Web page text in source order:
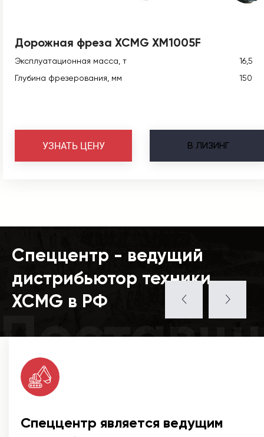
Дорожная фреза XCMG XM1005F
Эксплуатационная масса, т
16,5
Глубина фрезерования, мм
150
В ЛИЗИНГ
УЗНАТЬ ЦЕНУ
Спеццентр - ведущий
дистрибьютор техники
XCMG в РФ
Спеццентр является ведущим